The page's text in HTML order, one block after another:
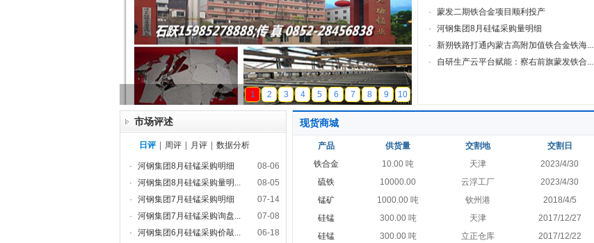
天磁锰业
1 2 3 4 5 6 7 8 9 10
· 蒙发二期铁合金项目顺利投产
·
河钢集团8月硅锰采购量明细
·
新朔铁路打通内蒙古高附加值铁合金铁海...
·
自研生产云平台赋能：察右前旗蒙发铁合...
市场评述
日评 周评 月评 数据分析
· 河钢集团8月硅锰采购明细
08-06
·
河钢集团8月硅锰采购量明...
08-05
·
河钢集团7月硅锰采购明细
07-14
·
河钢集团7月硅锰采购询盘...
07-08
·
河钢集团6月硅锰采购价敲...
06-18
现货商城
产品 供货量 交割地 交割日
铁合金
10.00 吨 天津 2023/4/30
硫铁
10000.00 云浮工厂 2023/4/30
锰矿
1000.00 吨 钦州港 2018/4/5
硅锰
300.00 吨 天津 2017/12/27
硅锰
300.00 吨 立正仓库 2017/12/22